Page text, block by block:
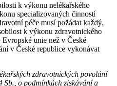
k výkonu nelékařského
specializovaných činností
péče musí požádat každý,
k výkonu zdravotnického
unie než v České
v České republice vykonávat
zdravotnických povolání
Sb., o podmínkách získávání a